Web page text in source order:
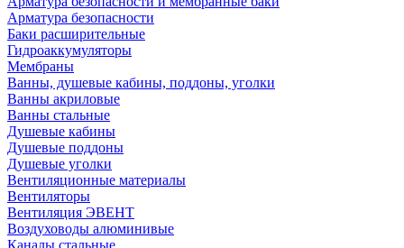
Арматура безопасности
Баки расширительные
Гидроаккумуляторы
Мембраны
Ванны, душевые кабины, поддоны, уголки
Ванны акриловые
Ванны стальные
Душевые кабины
Душевые поддоны
Душевые уголки
Вентиляционные материалы
Вентиляторы
Вентиляция ЭВЕНТ
Воздуховоды алюминивые
Каналы стальные